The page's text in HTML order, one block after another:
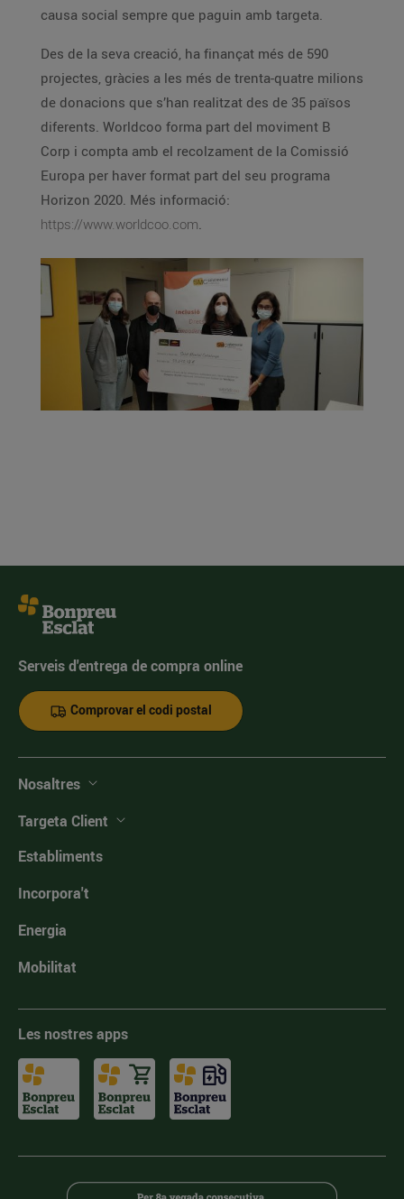
causa social sempre que paguin amb targeta.
Des de la seva creació, ha finançat més de 590
projectes, gràcies a les més de trenta-quatre milions
de donacions que s’han realitzat des de 35 països
diferents. Worldcoo forma part del moviment B
Corp i compta amb el recolzament de la Comissió
Europa per haver format part del seu programa
Horizon 2020. Més informació:
https://www.worldcoo.com.
Serveis d'entrega de compra online
Comprovar el codi postal
Nosaltres
Targeta Client
Establiments
Incorpora't
Energia
Mobilitat
Les nostres apps